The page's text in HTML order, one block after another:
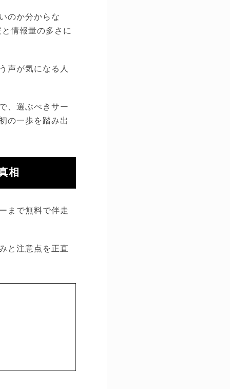
のか分からな
情報量の多さに
声が気になる人
、選ぶべきサー
の一歩を踏み出
相
まで無料で伴走
と注意点を正直